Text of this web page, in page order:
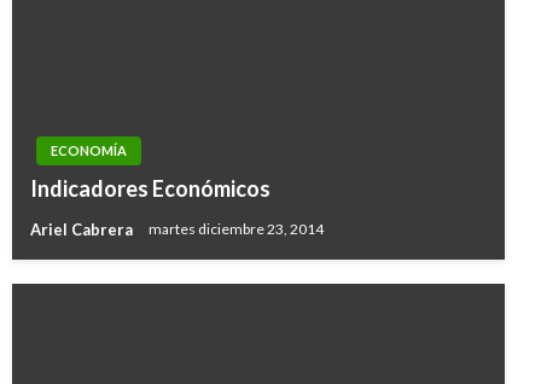
ECONOMÍA
Indicadores Económicos
Ariel Cabrera martes diciembre 23, 2014